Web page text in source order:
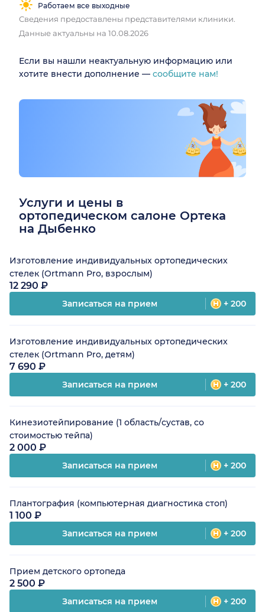
Работаем все выходные
Сведения предоставлены представителями клиники.
Данные актуальны на 10.08.2026
Если вы нашли неактуальную информацию или
хотите внести дополнение — сообщите нам!
Услуги и цены в
ортопедическом салоне Ортека
на Дыбенко
Изготовление индивидуальных ортопедических
стелек (Ortmann Pro, взрослым)
12 290 ₽
Записаться на прием + 200
Изготовление индивидуальных ортопедических
стелек (Ortmann Pro, детям)
7 690 ₽
Записаться на прием + 200
Кинезиотейпирование (1 область/сустав, со
стоимостью тейпа)
2 000 ₽
Записаться на прием + 200
Плантография (компьютерная диагностика стоп)
1 100 ₽
Записаться на прием + 200
Прием детского ортопеда
2 500 ₽
Записаться на прием + 200